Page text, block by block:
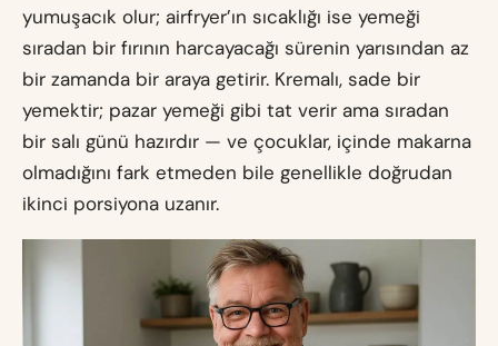
yumuşacık olur; airfryer’ın sıcaklığı ise yemeği
sıradan bir fırının harcayacağı sürenin yarısından az
bir zamanda bir araya getirir. Kremalı, sade bir
yemektir; pazar yemeği gibi tat verir ama sıradan
bir salı günü hazırdır — ve çocuklar, içinde makarna
olmadığını fark etmeden bile genellikle doğrudan
ikinci porsiyona uzanır.